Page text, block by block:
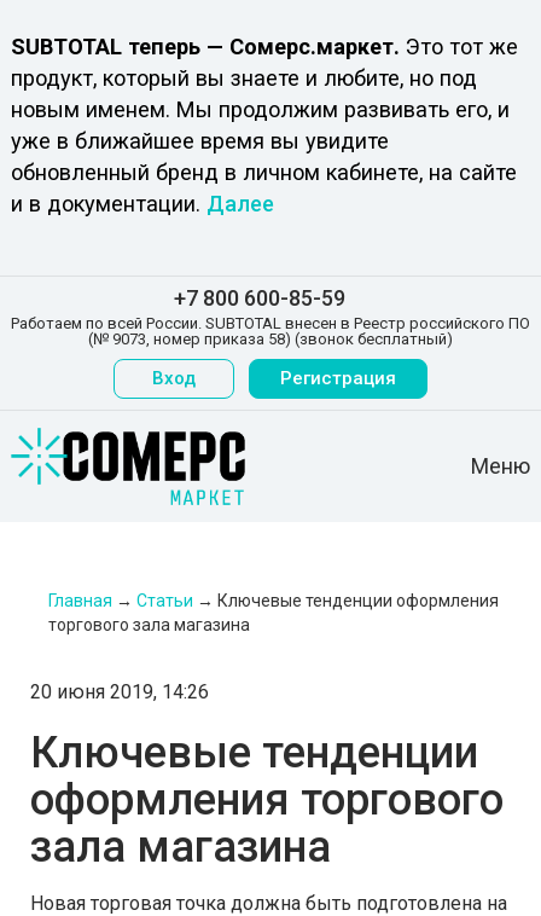
SUBTOTAL теперь — Сомерс.маркет. Это тот же
продукт, который вы знаете и любите, но под
новым именем. Мы продолжим развивать его, и
уже в ближайшее время вы увидите
обновленный бренд в личном кабинете, на сайте
и в документации. Далее
+7 800 600-85-59
Работаем по всей России. SUBTOTAL внесен в Реестр российского ПО
(№ 9073, номер приказа 58) (звонок бесплатный)
Вход Регистрация
Меню
Главная → Статьи → Ключевые тенденции оформления
торгового зала магазина
20 июня 2019, 14:26
Ключевые тенденции
оформления торгового
зала магазина
Новая торговая точка должна быть подготовлена на